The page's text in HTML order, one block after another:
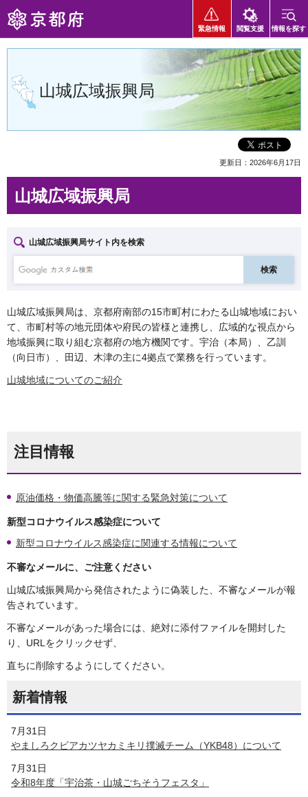
京都府
緊急情報 閲覧支援 情報を探す
山城広域振興局
更新日：2026年6月17日
山城広域振興局
山城広域振興局サイト内を検索
山城広域振興局は、京都府南部の15市町村にわたる山城地域におい
て、市町村等の地元団体や府民の皆様と連携し、広域的な視点から
地域振興に取り組む京都府の地方機関です。宇治（本局）、乙訓
（向日市）、田辺、木津の主に4拠点で業務を行っています。
山城地域についてのご紹介
注目情報
原油価格・物価高騰等に関する緊急対策について
新型コロナウイルス感染症について
新型コロナウイルス感染症に関連する情報について
不審なメールに、ご注意ください
山城広域振興局から発信されたように偽装した、不審なメールが報
告されています。
不審なメールがあった場合には、絶対に添付ファイルを開封した
り、URLをクリックせず、
直ちに削除するようにしてください。
新着情報
7月31日
やましろクビアカツヤカミキリ撲滅チーム（YKB48）について
7月31日
令和8年度「宇治茶・山城ごちそうフェスタ」